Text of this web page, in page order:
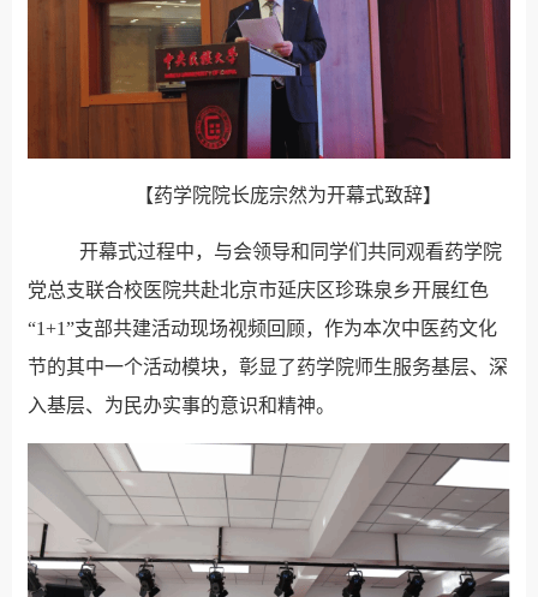
【药学院院长庞宗然为开幕式致辞】
开幕式过程中，与会领导和同学们共同观看药学院
党总支联合校医院共赴北京市延庆区珍珠泉乡开展红色
“1+1”支部共建活动现场视频回顾，作为本次中医药文化
节的其中一个活动模块，彰显了药学院师生服务基层、深
入基层、为民办实事的意识和精神。